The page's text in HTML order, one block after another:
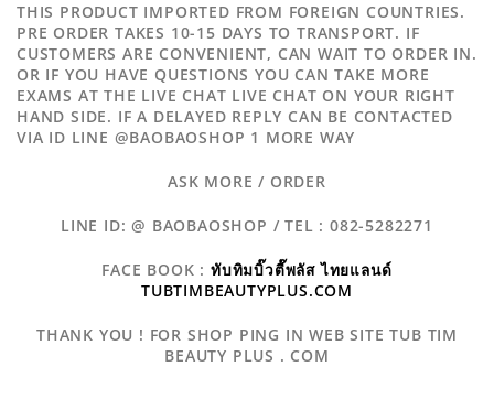
THIS PRODUCT IMPORTED FROM FOREIGN COUNTRIES.
PRE ORDER TAKES 10-15 DAYS TO TRANSPORT. IF
CUSTOMERS ARE CONVENIENT, CAN WAIT TO ORDER IN.
OR IF YOU HAVE QUESTIONS YOU CAN TAKE MORE
EXAMS AT THE LIVE CHAT LIVE CHAT ON YOUR RIGHT
HAND SIDE. IF A DELAYED REPLY CAN BE CONTACTED
VIA ID LINE @BAOBAOSHOP 1 MORE WAY
ASK MORE / ORDER
LINE ID: @ BAOBAOSHOP / TEL : 082-5282271
FACE BOOK :ทับทิมบิ๊วตี๊พลัส ไทยแลนด์
TUBTIMBEAUTYPLUS.COM
THANK YOU ! FOR SHOP PING IN WEB SITE TUB TIM
BEAUTY PLUS . COM